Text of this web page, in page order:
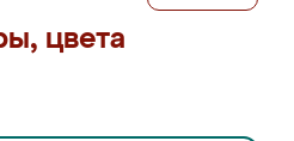
цвета